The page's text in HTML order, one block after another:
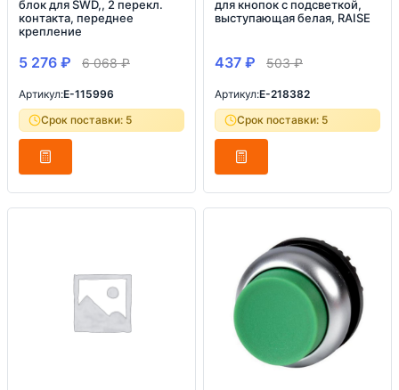
блок для SWD,, 2 перекл.
контакта, переднее
крепление
5 276 ₽ 6 068₽
Артикул:E-115996
Срок поставки: 5
для кнопок с подсветкой,
выступающая белая, RAISE
437 ₽ 503₽
Артикул:E-218382
Срок поставки: 5